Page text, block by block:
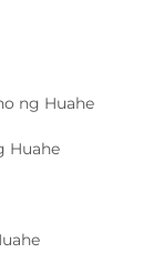
ng Huahe
Huahe